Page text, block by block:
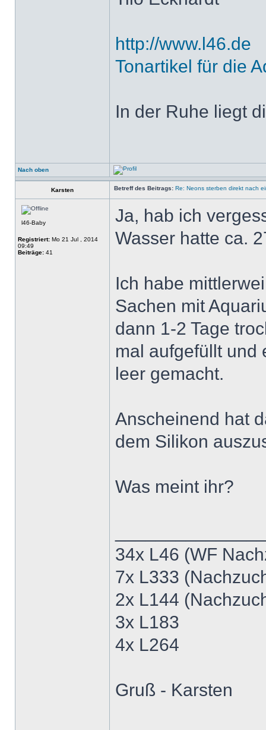
http://www.l46.de
Tonartikel für die
In der Ruhe liegt
Nach oben
Karsten Betreff des Beitrags: Re: Neons sterben direkt nach
l46-Baby
Registriert: Mo 21 Jul , 2014
09:49
Beiträge: 41
Ja, hab ich
Wasser hatte ca.
Ich habe
Sachen mit
dann 1-2 Tage
mal aufgefüllt und
leer gemacht.
Anscheinend hat
dem Silikon
Was meint ihr?
34x L46 (WF
7x L333
2x L144
3x L183
4x L264
Gruß - Karsten